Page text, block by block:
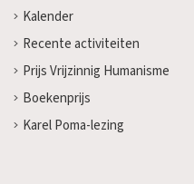
Kalender
Recente activiteiten
Prijs Vrijzinnig Humanisme
Boekenprijs
Karel Poma-lezing